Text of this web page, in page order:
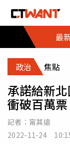
最
政治 焦點
承諾給新
衝破百萬票
記者： 甯其遠
2022-11-24